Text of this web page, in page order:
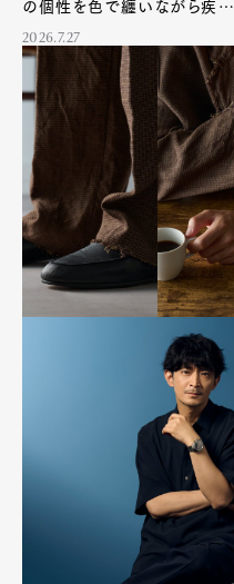
の個性を色で纏いながら疾走
感を宿すクロノグラフ
2026.7.27